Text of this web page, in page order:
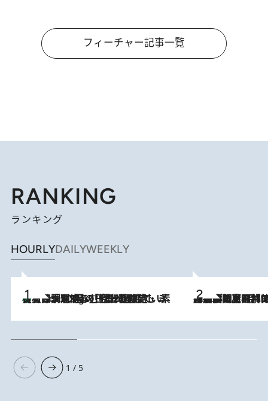
フィーチャー記事一覧
RANKING
ランキング
HOURLYDAILYWEEKLY
2 Hours Ago
【大分・別府】「今一番おいしい食材を調理する」1日2組限定・ミシュラン2ツ星の日本料理店で、素材と四季を愉しむ極上の時間 2026.8.8
「最後に見られてよかった」上野動物園の東園パンダ舎が解体前に特別公開。8月16日まで延長されたパネル展と共に辿る“半世紀”のパンダ飼育《解体工事の図面あり》
1 / 5